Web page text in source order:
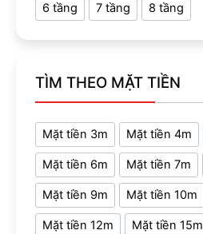
6 tầng 7 tầng 8 tầng
TÌM THEO MẶT TIỀN
Mặt tiền 3m Mặt tiền 4m
Mặt tiền 6m Mặt tiền 7m
Mặt tiền 9m Mặt tiền 10m
Mặt tiền 12m Mặt tiền 15m